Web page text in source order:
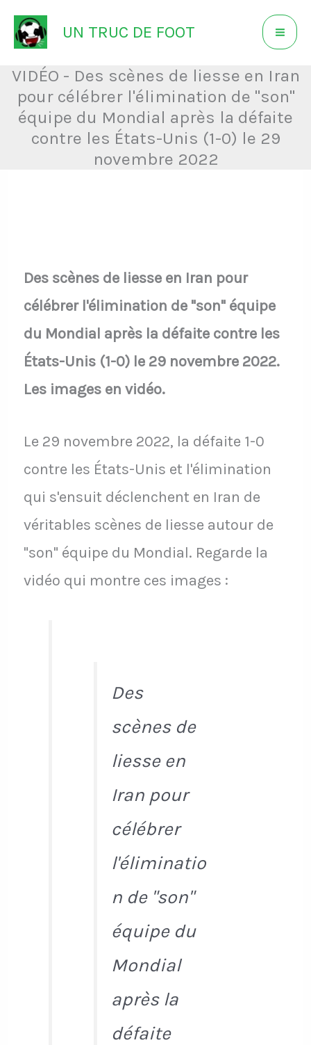
Aller
au
contenu
UN TRUC DE FOOT
VIDÉO - Des scènes de liesse en Iran
pour célébrer l'élimination de "son"
équipe du Mondial après la défaite
contre les États-Unis (1-0) le 29
novembre 2022
Des scènes de liesse en Iran pour
célébrer l'élimination de "son" équipe
du Mondial après la défaite contre les
États-Unis (1-0) le 29 novembre 2022.
Les images en vidéo.
Le 29 novembre 2022, la défaite 1-0
contre les États-Unis et l'élimination
qui s'ensuit déclenchent en Iran de
véritables scènes de liesse autour de
"son" équipe du Mondial. Regarde la
vidéo qui montre ces images :
Des
scènes de
liesse en
Iran pour
célébrer
l'éliminatio
n de "son"
équipe du
Mondial
après la
défaite